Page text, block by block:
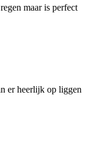
maar is perfect
er heerlijk op liggen